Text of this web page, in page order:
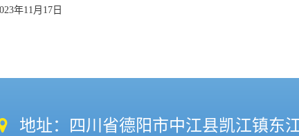
年11月17日
地址：四川省德阳市中江县凯江镇东